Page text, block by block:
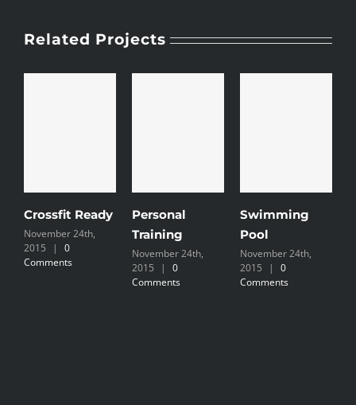
Related Projects
Crossfit Ready
November 24th,
2015
|
0
Comments
Personal
Training
November 24th,
2015
|
0
Comments
Swimming
Pool
November 24th,
2015
|
0
Comments